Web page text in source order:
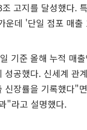
고지를 달성했다.
운데 '단일 점포 매
기준 올해 누적 매
공했다. 신세계 관
장률을 기록했다"
"라고 설명했다.